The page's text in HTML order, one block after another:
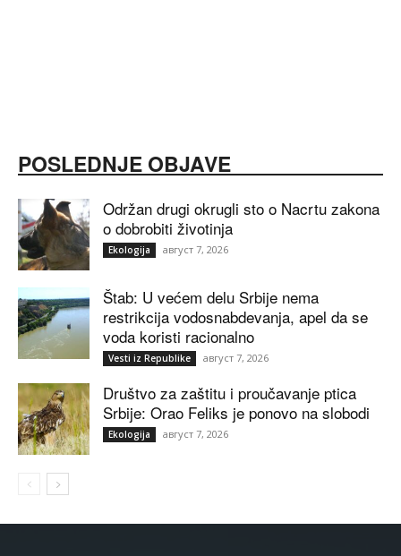
POSLEDNJE OBJAVE
Održan drugi okrugli sto o Nacrtu zakona
o dobrobiti životinja
Ekologija август 7, 2026
Štab: U većem delu Srbije nema
restrikcija vodosnabdevanja, apel da se
voda koristi racionalno
Vesti iz Republike август 7, 2026
Društvo za zaštitu i proučavanje ptica
Srbije: Orao Feliks je ponovo na slobodi
Ekologija август 7, 2026